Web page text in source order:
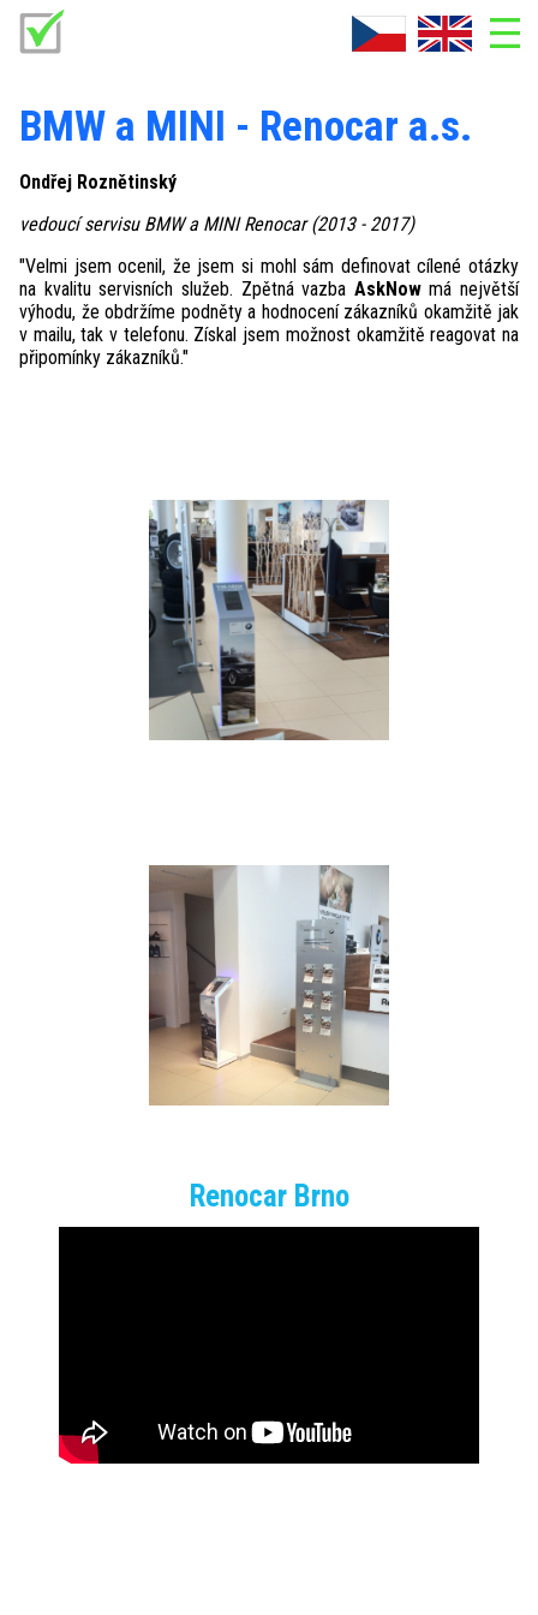
Co je AskNow
Fotogalerie
Kontakt
Ke stažení
BMW a MINI - Renocar a.s.
Ondřej Roznětinský
vedoucí servisu BMW a MINI Renocar (2013 - 2017)
"Velmi jsem ocenil, že jsem si mohl sám definovat cílené otázky
na kvalitu servisních služeb. Zpětná vazba AskNowmá největší
výhodu, že obdržíme podněty a hodnocení zákazníků okamžitě jak
v mailu, tak v telefonu. Získal jsem možnost okamžitě reagovat na
připomínky zákazníků."
Renocar Brno